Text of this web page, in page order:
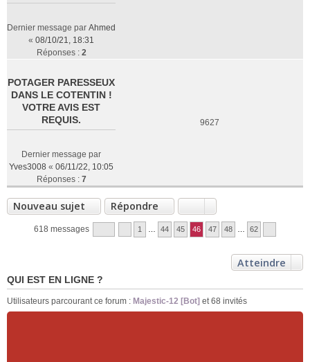
Dernier message par Ahmed
« 08/10/21, 18:31
Réponses : 2
POTAGER PARESSEUX
DANS LE COTENTIN !
VOTRE AVIS EST
REQUIS.
Dernier message par
Yves3008 « 06/11/22, 10:05
Réponses : 7
9627
Nouveau sujet Répondre
618 messages 1 44 45 46 47 48 62
Atteindre
QUI EST EN LIGNE ?
Utilisateurs parcourant ce forum : Majestic-12 [Bot] et 68 invités